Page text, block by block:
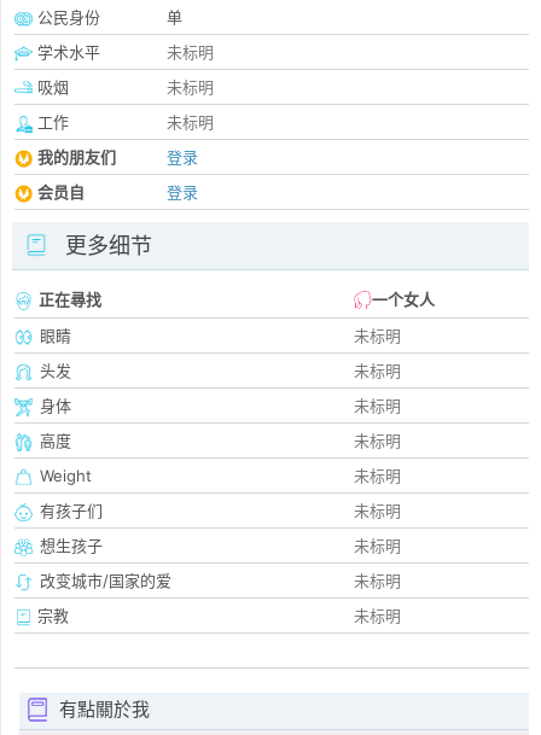
公民身份
单
学术水平
未标明
吸烟
未标明
工作
未标明
我的朋友们
登录
会员自
登录
更多细节
正在尋找
一个女人
眼睛
未标明
头发
未标明
身体
未标明
高度
未标明
Weight
未标明
有孩子们
未标明
想生孩子
未标明
改变城市/国家的爱
未标明
宗教
未标明
有點關於我